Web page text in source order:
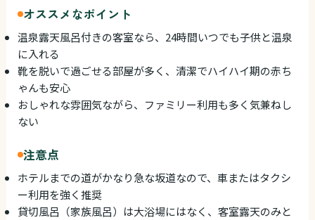
オススメなポイント
温泉露天風呂付きの客室なら、24時間いつでも子供と温泉
に入れる
靴を脱いで過ごせる部屋が多く、清潔でハイハイ期の赤ち
ゃんも安心
おしゃれな雰囲気ながら、ファミリー利用も多く気兼ねし
ない
注意点
ホテルまでの道がかなり急な坂道なので、車またはタクシ
ー利用を強く推奨
貸切風呂（家族風呂）は大浴場にはなく、客室露天のみと